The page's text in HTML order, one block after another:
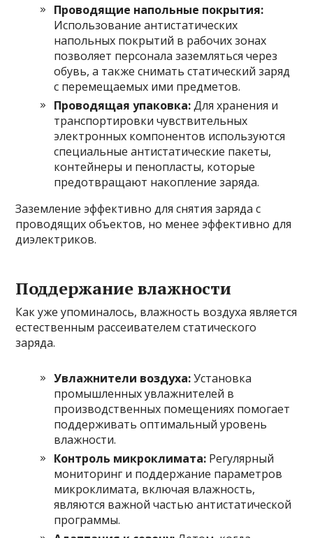
Проводящие напольные покрытия:
Использование антистатических
напольных покрытий в рабочих зонах
позволяет персонала заземляться через
обувь, а также снимать статический заряд
с перемещаемых ими предметов.
Проводящая упаковка:Для хранения и
транспортировки чувствительных
электронных компонентов используются
специальные антистатические пакеты,
контейнеры и пенопласты, которые
предотвращают накопление заряда.
Заземление эффективно для снятия заряда с
проводящих объектов, но менее эффективно для
диэлектриков.
Поддержание влажности
Как уже упоминалось, влажность воздуха является
естественным рассеивателем статического
заряда.
Увлажнители воздуха:Установка
промышленных увлажнителей в
производственных помещениях помогает
поддерживать оптимальный уровень
влажности.
Контроль микроклимата: Регулярный
мониторинг и поддержание параметров
микроклимата, включая влажность,
являются важной частью антистатической
программы.